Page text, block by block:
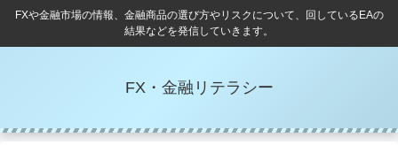
FXや金融市場の情報、金融商品の選び方やリスクについて、回しているEAの
結果などを発信していきます。
FX・金融リテラシー